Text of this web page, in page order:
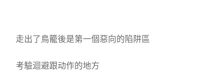
走出了鳥籠後是第一個惡向的陷阱區
考驗迴避跟动作的地方